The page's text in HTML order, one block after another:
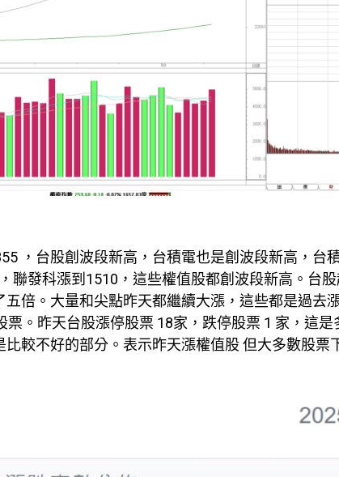
，台股創波段新高，台積電也是創波段新高，台
聯發科漲到1510，這些權值股都創波段新高。台
倍。大量和尖點昨天都繼續大漲，這些都是過去
。昨天台股漲停股票 18家，跌停股票 1 家，這是
較不好的部分。表示昨天漲權值股 但大多數股票